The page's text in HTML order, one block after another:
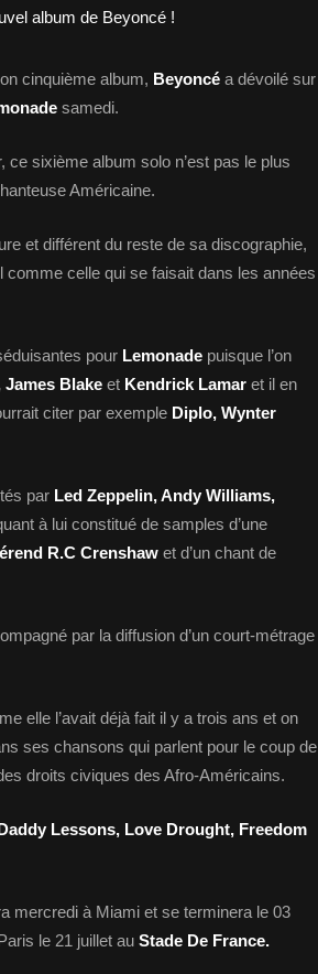
cinquième album, Beyoncé a dévoilé sur
samedi.
ce sixième album solo n’est pas le plus
Américaine.
et différent du reste de sa discographie,
celle qui se faisait dans les années
pour Lemonade puisque l’on
James Blake et Kendrick Lamar et il en
citer par exemple Diplo, Wynter
par Led Zeppelin, Andy Williams,
à lui constitué de samples d’une
R.C Crenshaw et d’un chant de
par la diffusion d’un court-métrage
elle l’avait déjà fait il y a trois ans et on
ses chansons qui parlent pour le coup de
droits civiques des Afro-Américains.
Lessons, Love Drought, Freedom
mercredi à Miami et se terminera le 03
le 21 juillet au Stade De France.